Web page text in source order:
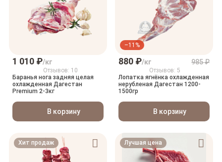
1 010 ₽/кг
Отзывов: 10
Баранья нога задняя целая
охлажденная Дагестан
Premium 2-3кг
В корзину
–11%
880 ₽/кг 985 ₽
Отзывов: 5
Лопатка ягнёнка охлажденная
нерубленая Дагестан 1200-
1500гр
В корзину
Хит продаж Лучшая цена